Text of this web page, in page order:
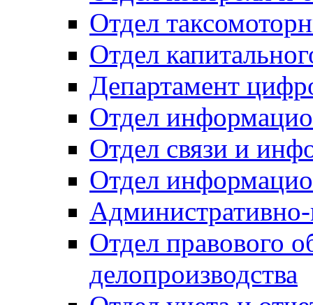
Отдел
Отдел
Департамент
Отдел
Отдел связи и
Отдел
Отдел правового
делопроизводства